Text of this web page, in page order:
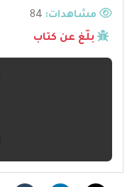
مشاهدات:
بلّغ عن كتاب